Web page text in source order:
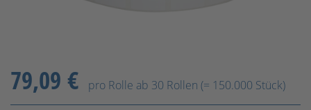
79,09 € pro Rolle ab 30 Rollen (= 150.000 Stück)